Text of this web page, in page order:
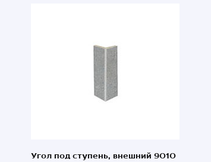
Угол под ступень, внешний 9010